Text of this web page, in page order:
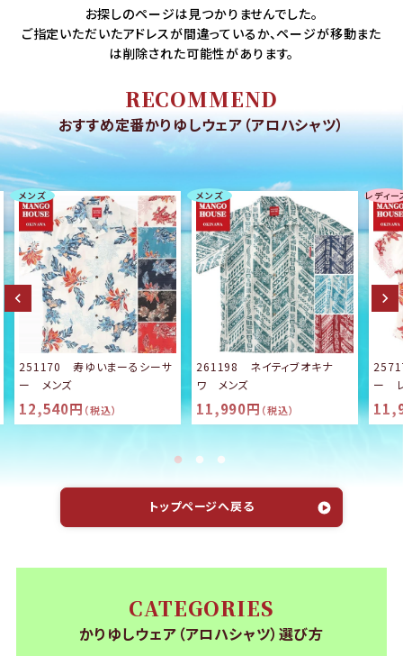
お探しのページは見つかりませんでした。
ご指定いただいたアドレスが間違っているか、ページが移動また
は削除された可能性があります。
RECOMMEND
おすすめ定番かりゆしウェア（アロハシャツ）
メンズ
251170 寿ゆいまーるシーサ
ー メンズ
12,540円 （税込）
メンズ
261198 ネイティブオキナ
ワ メンズ
11,990円 （税込）
レディー
ー
トップページへ戻る
CATEGORIES
かりゆしウェア（アロハシャツ）選び方